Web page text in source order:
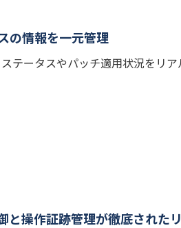
の情報を一元管理
テータスやパッチ適用状況をリア
と操作証跡管理が徹底された